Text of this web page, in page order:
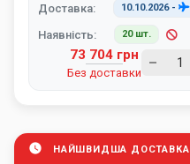
Доставка: 10.10.2026-
Наявність: 20 шт.
73 704 грн
Без доставки
НАЙШВИДША ДОСТАВКА